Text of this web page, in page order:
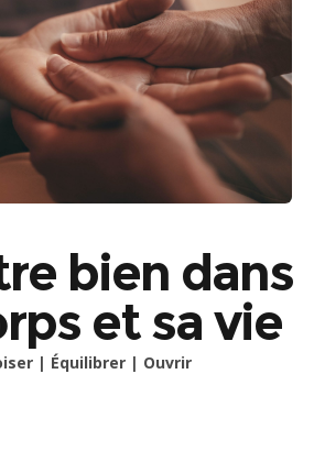
bien dans
et sa vie
| Équilibrer | Ouvrir